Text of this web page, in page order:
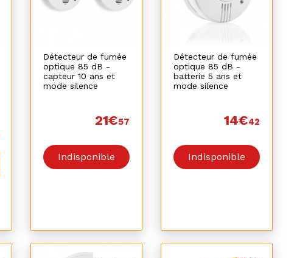
Détecteur de fumée
optique 85 dB -
capteur 10 ans et
mode silence
21€57
Indisponible
Détecteur de fumée
optique 85 dB -
batterie 5 ans et
mode silence
14€42
Indisponible